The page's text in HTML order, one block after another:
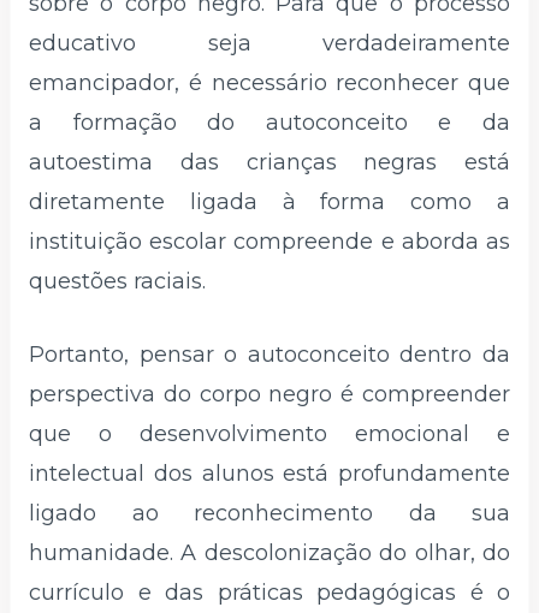
educativo seja verdadeiramente
emancipador, é necessário reconhecer que
a formação do autoconceito e da
autoestima das crianças negras está
diretamente ligada à forma como a
instituição escolar compreende e aborda as
questões raciais.
Portanto, pensar o autoconceito dentro da
perspectiva do corpo negro é compreender
que o desenvolvimento emocional e
intelectual dos alunos está profundamente
ligado ao reconhecimento da sua
humanidade. A descolonização do olhar, do
currículo e das práticas pedagógicas é o